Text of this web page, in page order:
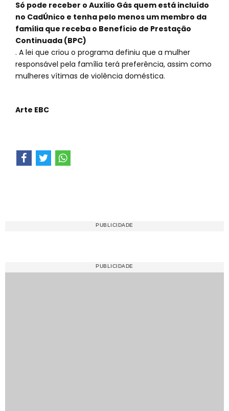
Só pode receber o Auxílio Gás quem está incluído
no CadÚnico e tenha pelo menos um membro da
família que receba o Benefício de Prestação
Continuada (BPC)
. A lei que criou o programa definiu que a mulher
responsável pela família terá preferência, assim como
mulheres vítimas de violência doméstica.
Arte EBC